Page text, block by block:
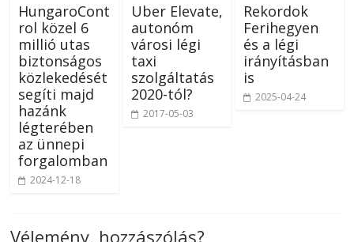
HungaroCont
rol közel 6
millió utas
biztonságos
közlekedését
segíti majd
hazánk
légterében
az ünnepi
forgalomban
2024-12-18
Uber Elevate,
autonóm
városi légi
taxi
szolgáltatás
2020-tól?
2017-05-03
Rekordok
Ferihegyen
és a légi
irányításban
is
2025-04-24
Vélemény, hozzászólás?